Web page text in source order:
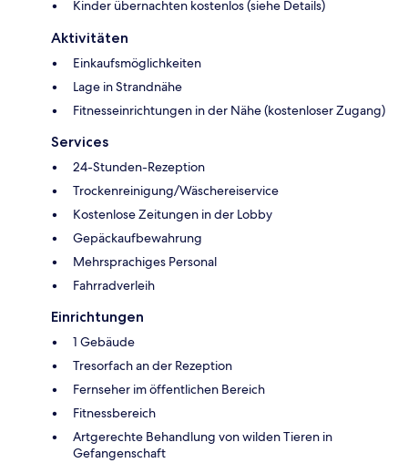
Kinder übernachten kostenlos (siehe Details)
Aktivitäten
Einkaufsmöglichkeiten
Lage in Strandnähe
Fitnesseinrichtungen in der Nähe (kostenloser Zugang)
Services
24-Stunden-Rezeption
Trockenreinigung/Wäschereiservice
Kostenlose Zeitungen in der Lobby
Gepäckaufbewahrung
Mehrsprachiges Personal
Fahrradverleih
Einrichtungen
1 Gebäude
Tresorfach an der Rezeption
Fernseher im öffentlichen Bereich
Fitnessbereich
Artgerechte Behandlung von wilden Tieren in
Gefangenschaft